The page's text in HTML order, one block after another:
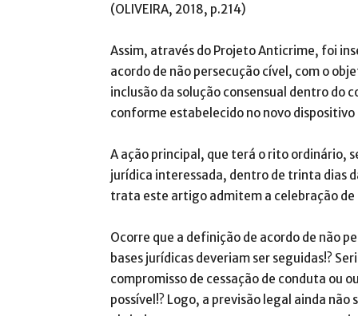
(OLIVEIRA, 2018, p.214)
Assim, através do Projeto Anticrime, foi
acordo de não persecução cível, com o
inclusão da solução consensual dentro
conforme estabelecido no novo
A ação principal, que terá o rito ordinário,
jurídica interessada, dentro de trinta dias
trata este artigo admitem a celebração de
Ocorre que a definição de acordo de não
bases jurídicas deveriam ser seguidas!?
compromisso de cessação de conduta ou
possível!? Logo, a previsão legal ainda